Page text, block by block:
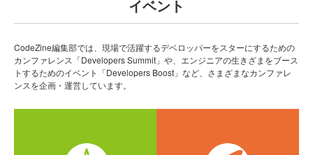
イベント
CodeZine編集部では、現場で活躍するデベロッパーをスターにするための
カンファレンス「Developers Summit」や、エンジニアの生きざまをブース
トするためのイベント「Developers Boost」など、さまざまなカンファレ
ンスを企画・運営しています。